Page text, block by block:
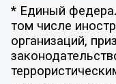
* Единый
том числе
организаций,